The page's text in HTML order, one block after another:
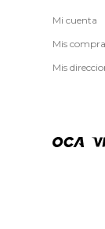
Mi cuenta
Mis
Mis